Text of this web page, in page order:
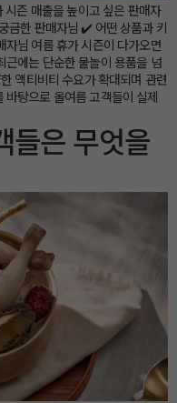
즌 매출을 높이고 싶은 판매자
금한 판매자님 ✔️ 어떤 상품과 키
님 여름 휴가 시즌이 다가오면
근에는 단순한 물놀이 용품을 넘
액티비티 수요가 확대되며 관련
탕으로 올여름 고객들이 실제
들은 무엇을